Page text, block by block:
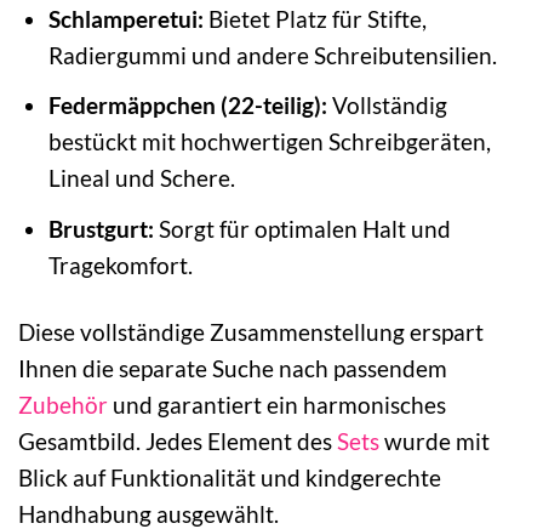
Schlamperetui: Bietet Platz für Stifte,
Radiergummi und andere Schreibutensilien.
Federmäppchen (22-teilig): Vollständig
bestückt mit hochwertigen Schreibgeräten,
Lineal und Schere.
Brustgurt: Sorgt für optimalen Halt und
Tragekomfort.
Diese vollständige Zusammenstellung erspart
Ihnen die separate Suche nach passendem
Zubehör und garantiert ein harmonisches
Gesamtbild. Jedes Element desSetswurde mit
Blick auf Funktionalität und kindgerechte
Handhabung ausgewählt.